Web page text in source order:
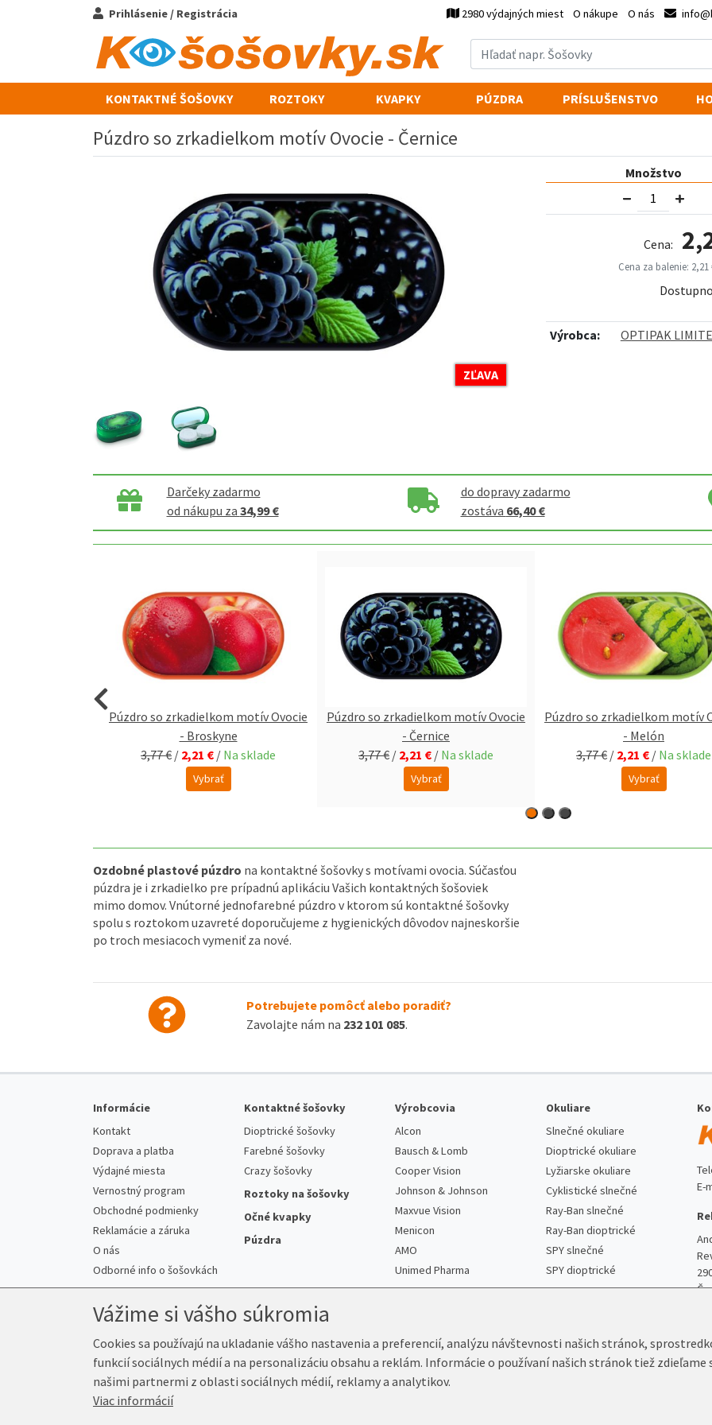
Prihlásenie / Registrácia 2980 výdajných miest O nákupe O nás
KONTAKTNÉ ŠOŠOVKY ROZTOKY KVAPKY PÚZDRA PRÍSLUŠENSTVO
Púzdro so zrkadielkom motív Ovocie - Černice
ZĽAVA
Množstvo
Cena:
Cena za balenie: 2,21
Výrobca: OPTIPAK
Darčeky zadarmo
od nákupu za 34,99 €
do dopravy zadarmo
zostáva 66,40 €
Púzdro so zrkadielkom motív Ovocie
- Broskyne
3,77 € / 2,21 € / Na sklade
Vybrať
Púzdro so zrkadielkom motív Ovocie
- Černice
3,77 € / 2,21 € / Na sklade
Vybrať
Púzdro so zrkadielkom motív
- Melón
3,77 € / 2,21 € / Na sklade
Vybrať
Ozdobné plastové púzdro na kontaktné šošovky s motívami ovocia. Súčasťou
púzdra je i zrkadielko pre prípadnú aplikáciu Vašich kontaktných šošoviek
mimo domov. Vnútorné jednofarebné púzdro v ktorom sú kontaktné šošovky
spolu s roztokom uzavreté doporučujeme z hygienických dôvodov najneskoršie
po troch mesiacoch vymeniť za nové.
Potrebujete pomôcť alebo poradiť?
Zavolajte nám na 232 101 085.
Informácie
Kontakt
Doprava a platba
Výdajné miesta
Vernostný program
Obchodné podmienky
Reklamácie a záruka
O nás
Odborné info o šošovkách
Kontaktné šošovky
Dioptrické šošovky
Farebné šošovky
Crazy šošovky
Roztoky na šošovky
Očné kvapky
Púzdra
Výrobcovia
Alcon
Bausch & Lomb
Cooper Vision
Johnson & Johnson
Maxvue Vision
Menicon
AMO
Unimed Pharma
Okuliare
Slnečné okuliare
Dioptrické okuliare
Lyžiarske okuliare
Cyklistické slnečné
Ray-Ban slnečné
Ray-Ban dioptrické
SPY slnečné
SPY dioptrické
E-
© 2026 K-Šošovky.sk
Vážime si vášho súkromia
Cookies sa používajú na ukladanie vášho nastavenia a preferencií, analýzu návštevnosti našich stránok,
funkcií sociálnych médií a na personalizáciu obsahu a reklám. Informácie o používaní našich stránok tiež zdieľame
našimi partnermi z oblasti sociálnych médií, reklamy a analytikov.
Viac informácií